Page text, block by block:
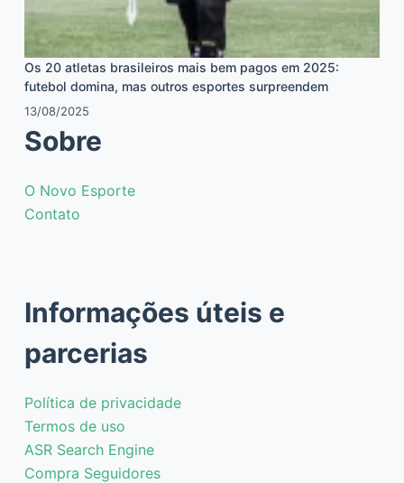
Os 20 atletas brasileiros mais bem pagos em 2025:
futebol domina, mas outros esportes surpreendem
13/08/2025
Sobre
O Novo Esporte
Contato
Informações úteis e
parcerias
Política de privacidade
Termos de uso
ASR Search Engine
Compra Seguidores